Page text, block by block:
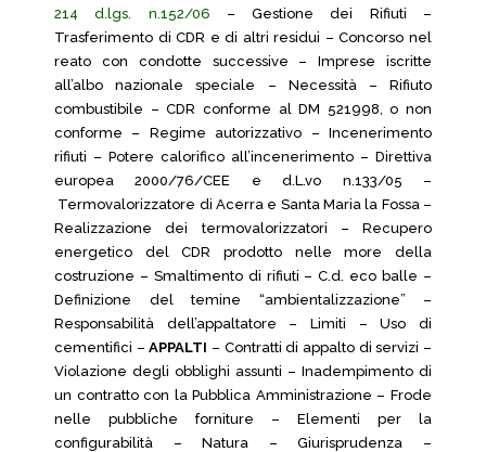
214 d.lgs. n.152/06 – Gestione dei Rifiuti –
Trasferimento di CDR e di altri residui – Concorso nel
reato con condotte successive – Imprese iscritte
all’albo nazionale speciale – Necessità – Rifiuto
combustibile – CDR conforme al DM 521998, o non
conforme – Regime autorizzativo – Incenerimento
rifiuti – Potere calorifico all’incenerimento – Direttiva
europea 2000/76/CEE e d.L.vo n.133/05 –
Termovalorizzatore di Acerra e Santa Maria la Fossa –
Realizzazione dei termovalorizzatori – Recupero
energetico del CDR prodotto nelle more della
costruzione – Smaltimento di rifiuti – C.d. eco balle –
Definizione del temine “ambientalizzazione” –
Responsabilità dell’appaltatore – Limiti – Uso di
cementifici –APPALTI – Contratti di appalto di servizi –
Violazione degli obblighi assunti – Inadempimento di
un contratto con la Pubblica Amministrazione – Frode
nelle pubbliche forniture – Elementi per la
configurabilità – Natura – Giurisprudenza –